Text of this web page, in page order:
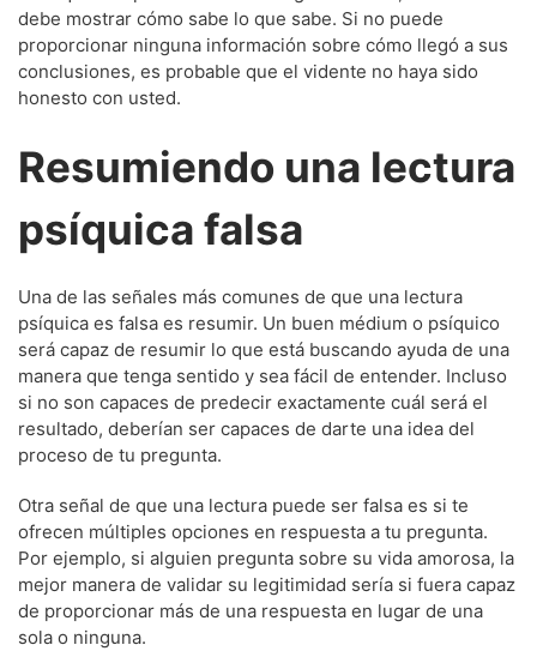
debe mostrar cómo sabe lo que sabe. Si no puede
proporcionar ninguna información sobre cómo llegó a sus
conclusiones, es probable que el vidente no haya sido
honesto con usted.
Resumiendo una lectura
psíquica falsa
Una de las señales más comunes de que una lectura
psíquica es falsa es resumir. Un buen médium o psíquico
será capaz de resumir lo que está buscando ayuda de una
manera que tenga sentido y sea fácil de entender. Incluso
si no son capaces de predecir exactamente cuál será el
resultado, deberían ser capaces de darte una idea del
proceso de tu pregunta.
Otra señal de que una lectura puede ser falsa es si te
ofrecen múltiples opciones en respuesta a tu pregunta.
Por ejemplo, si alguien pregunta sobre su vida amorosa, la
mejor manera de validar su legitimidad sería si fuera capaz
de proporcionar más de una respuesta en lugar de una
sola o ninguna.